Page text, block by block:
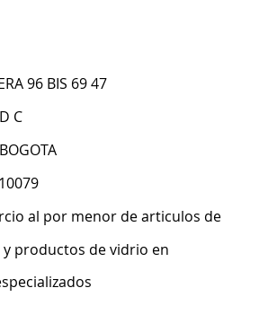
96 BIS 69 47
C
BOGOTA
al por menor de articulos de
productos de vidrio en